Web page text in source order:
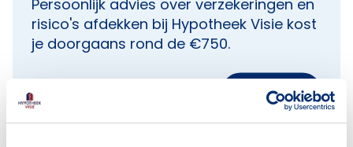
Persoonlijk advies over verzekeringen en
risico's afdekken bij Hypotheek Visie kost
je doorgaans rond de €750.
Klik hier